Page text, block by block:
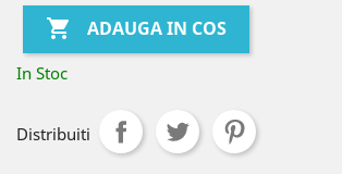
 ADAUGA IN COS
In Stoc
Distribuiti